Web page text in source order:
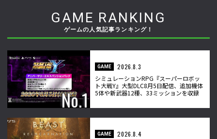
GAME RANKING
ゲームの人気記事ランキング！
GAME
2026.8.3
シミュレーションRPG『スーパーロボッ
ト大戦Y』大型DLC8月5日配信、追加機体
5体や新武器12種、33ミッションを収録
GAME
2026.8.4